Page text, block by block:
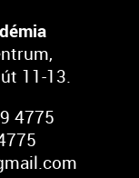
11-13.
4775